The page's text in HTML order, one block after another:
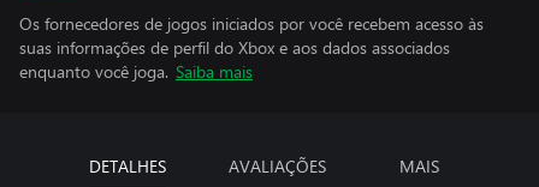
Os fornecedores de jogos iniciados por você recebem acesso às
suas informações de perfil do Xbox e aos dados associados
enquanto você joga. Saiba mais
DETALHES AVALIAÇÕES MAIS